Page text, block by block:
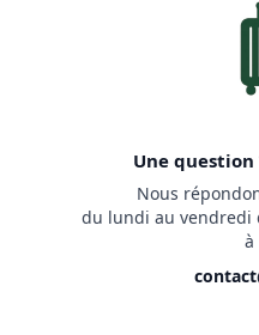
Une question
Nous
du lundi au vendredi
à